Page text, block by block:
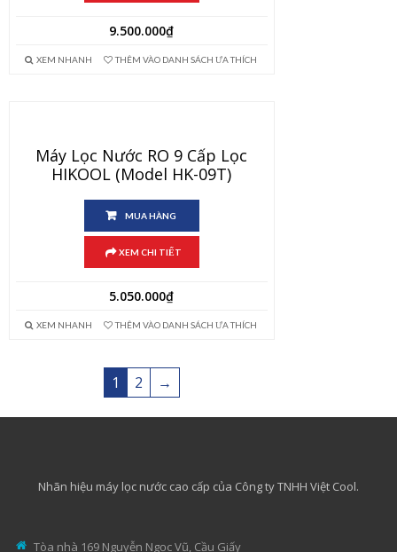
9.500.000₫
XEM NHANH THÊM VÀO DANH SÁCH ƯA THÍCH
Máy Lọc Nước RO 9 Cấp Lọc
HIKOOL (Model HK-09T)
MUA HÀNG
XEM CHI TIẾT
5.050.000₫
XEM NHANH THÊM VÀO DANH SÁCH ƯA THÍCH
1 2 →
Nhãn hiệu máy lọc nước cao cấp của Công ty TNHH Việt Cool.
Tòa nhà 169 Nguyễn Ngọc Vũ, Cầu Giấy